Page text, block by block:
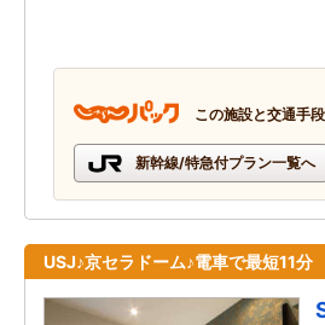
この施設と交通手
新幹線/特急付プラン一覧へ
USJ♪京セラドーム♪電車で最短11